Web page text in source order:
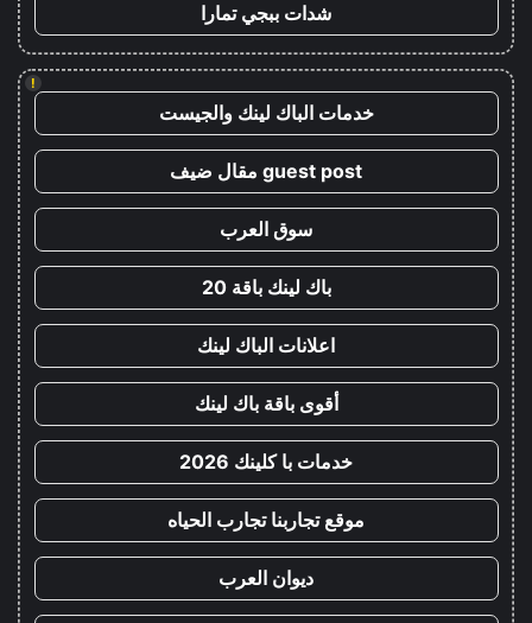
شدات ببجي تمارا
!
خدمات الباك لينك والجيست
guest post مقال ضيف
سوق العرب
باك لينك باقة 20
اعلانات الباك لينك
أقوى باقة باك لينك
خدمات با كلينك 2026
موقع تجاربنا تجارب الحياه
ديوان العرب